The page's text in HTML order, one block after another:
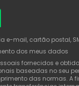
e-mail, cartão postal,
dos meus dados
fornecidos e
baseadas no seu
das normas.